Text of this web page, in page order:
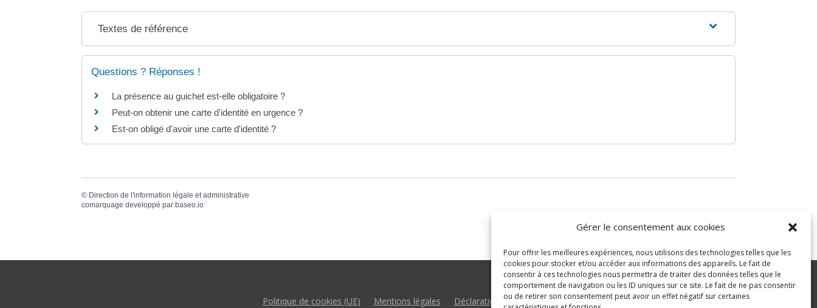
Gérer le consentement aux cookies
Pour offrir les meilleures expériences, nous utilisons des technologies telles que les
cookies pour stocker et/ou accéder aux informations des appareils. Le fait de
consentir à ces technologies nous permettra de traiter des données telles que le
comportement de navigation ou les ID uniques sur ce site. Le fait de ne pas consentir
ou de retirer son consentement peut avoir un effet négatif sur certaines
Textes de référence
Questions ? Réponses !
La présence au guichet est-elle obligatoire ?
Peut-on obtenir une carte d'identité en urgence ?
Est-on obligé d'avoir une carte d'identité ?
© Direction de l'information légale et administrative
comarquage developpé par baseo.io
Politique de cookies (UE) Mentions légales Déclaration d’accessibilité